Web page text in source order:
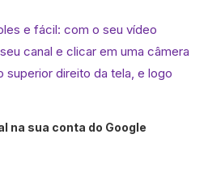
e fácil: com o seu vídeo
canal e clicar em uma câmera
superior direito da tela, e logo
na sua conta do Google